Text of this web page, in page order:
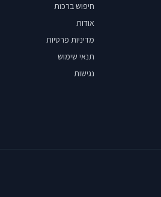
חיפוש ברכות
אודות
מדיניות פרטיות
תנאי שימוש
נגישות